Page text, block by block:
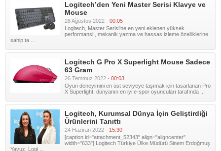
Logitech’den Yeni Master Serisi Klavye ve
Mouse
28 Ağustos 2022 - 00:05
Logitech, Master Serisi’ne en yeni eklenen yüksek
performanslı, mekanik yazma ve hassas izleme özelliklerine
sahip ta ...
Logitech G Pro X Superlight Mouse Sadece
63 Gram
26 Temmuz 2022 - 00:03
Oyun deneyimini en üst seviyeye taşımak için tasarlanan Pro
X Superlight, dünyanın en iyi e-spor oyuncuları tarafında ...
Logitech, Kurumsal Dünya İçin Geliştirdiği
Ürünlerini Tanıttı
24 Haziran 2022 - 15:30
[caption id="attachment_52343" align="aligncenter"
width="633"] Logitech Türkiye Ülke Müdürü Sinem Erdoğmuş
Yavuz, Logi ...